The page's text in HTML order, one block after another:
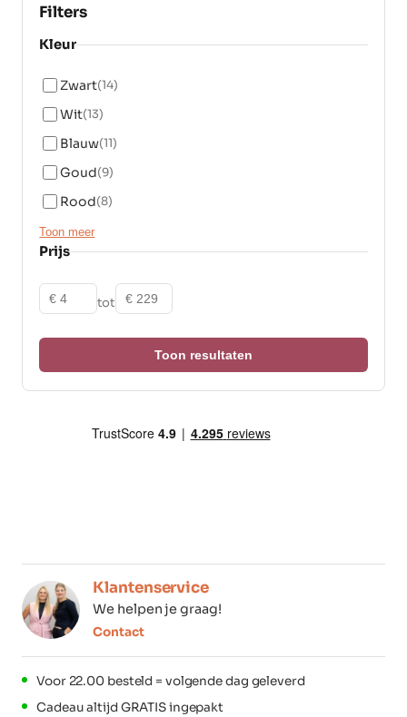
Filters
Kleur
Zwart(14)
Wit(13)
Blauw(11)
Goud(9)
Rood(8)
Toon meer
Prijs
Vanaf
tot
Tot
Toon resultaten
Klantenservice
We helpen je graag!
Contact
Voor 22.00 besteld = volgende dag geleverd
Cadeau altijd GRATIS ingepakt